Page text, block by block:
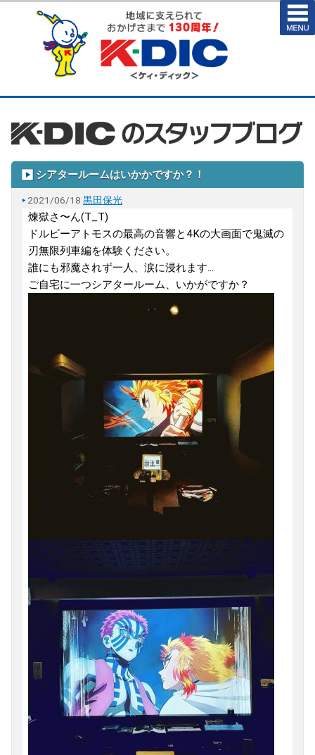
シアタールームはいかかですか？！
2021/06/18 黒田保光
煉獄さ〜ん(T_T)
ドルビーアトモスの最高の音響と4Kの大画面で鬼滅の
刃無限列車編を体験ください。
誰にも邪魔されず一人、涙に浸れます...
ご自宅に一つシアタールーム、いかがですか？